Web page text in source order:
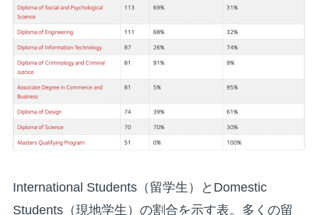
International Students（留学生）とDomestic
Students（現地学生）の割合を示す表。多くの留